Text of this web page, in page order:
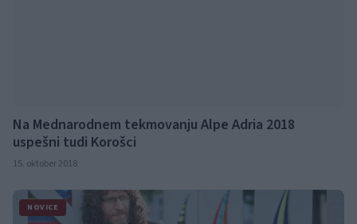
Na Mednarodnem tekmovanju Alpe Adria 2018
uspešni tudi Korošci
15. oktober 2018
NOVICE